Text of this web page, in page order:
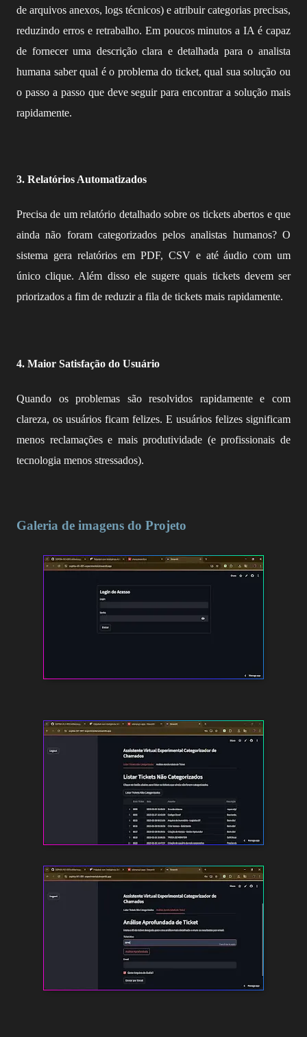
de arquivos anexos, logs técnicos) e atribuir categorias precisas,
reduzindo erros e retrabalho. Em poucos minutos a IA é capaz
de fornecer uma descrição clara e detalhada para o analista
humana saber qual é o problema do ticket, qual sua solução ou
o passo a passo que deve seguir para encontrar a solução mais
rapidamente.
3. Relatórios Automatizados
Precisa de um relatório detalhado sobre os tickets abertos e que
ainda não foram categorizados pelos analistas humanos? O
sistema gera relatórios em PDF, CSV e até áudio com um
único clique. Além disso ele sugere quais tickets devem ser
priorizados a fim de reduzir a fila de tickets mais rapidamente.
4. Maior Satisfação do Usuário
Quando os problemas são resolvidos rapidamente e com
clareza, os usuários ficam felizes. E usuários felizes significam
menos reclamações e mais produtividade (e profissionais de
tecnologia menos stressados).
Galeria de imagens do Projeto